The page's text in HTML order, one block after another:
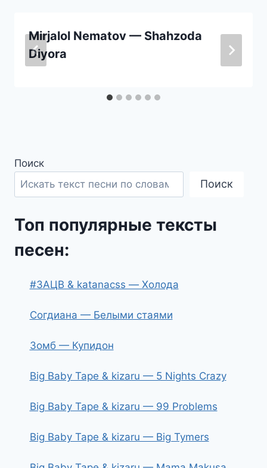
Mirjalol Nematov — Shahzoda
Diyora
Поиск
Поиск
Топ популярные тексты
песен:
#ЗАЦВ & katanacss — Холода
Согдиана — Белыми стаями
Зомб — Купидон
Big Baby Tape & kizaru — 5 Nights Crazy
Big Baby Tape & kizaru — 99 Problems
Big Baby Tape & kizaru — Big Tymers